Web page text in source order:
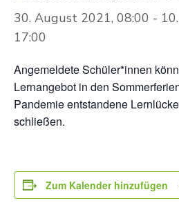
30. August 2021, 08:00 -
17:00
Angemeldete Schüler*innen
Lernangebot in den
Pandemie entstandene
schließen.
Zum Kalender hinzufügen